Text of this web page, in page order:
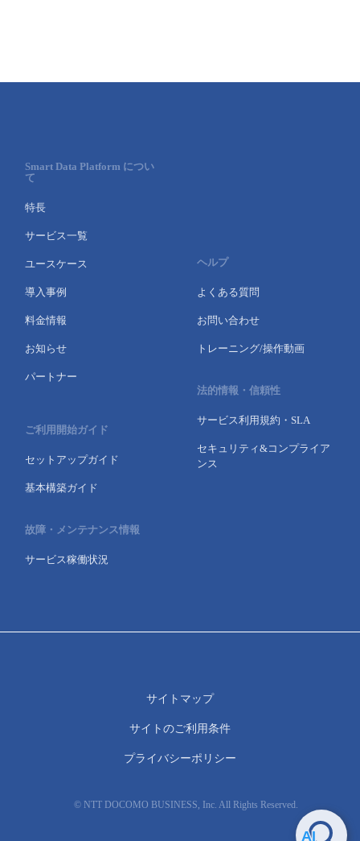
Smart Data Platform につい
て
特長
サービス一覧
ユースケース
導入事例
料金情報
お知らせ
パートナー
ご利用開始ガイド
セットアップガイド
基本構築ガイド
故障・メンテナンス情報
サービス稼働状況
ヘルプ
よくある質問
お問い合わせ
トレーニング/操作動画
法的情報・信頼性
サービス利用規約・SLA
セキュリティ&コンプライア
ンス
© NTT DOCOMO BUSINESS, Inc. All Rights Reserved.
サイトマップ
サイトのご利用条件
プライバシーポリシー